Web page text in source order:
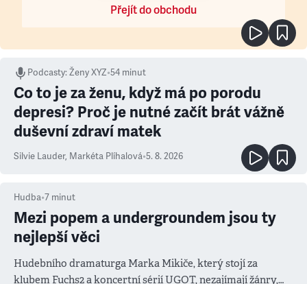
Přejít do obchodu
Podcasty:Ženy XYZ•54 minut
Co to je za ženu, když má po porodu
depresi? Proč je nutné začít brát vážně
duševní zdraví matek
Silvie Lauder, Markéta Plíhalová•5. 8. 2026
Hudba•7 minut
Mezi popem a undergroundem jsou ty
nejlepší věci
Hudebního dramaturga Marka Mikiče, který stojí za
klubem Fuchs2 a koncertní sérií UGOT, nezajímají žánry,